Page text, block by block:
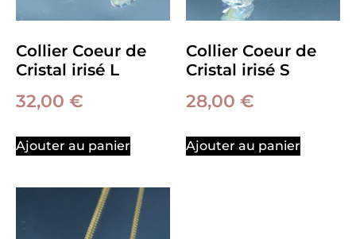
Collier Coeur de
Cristal irisé L
32,00 €
Ajouter au panier
Collier Coeur de
Cristal irisé S
28,00 €
Ajouter au panier